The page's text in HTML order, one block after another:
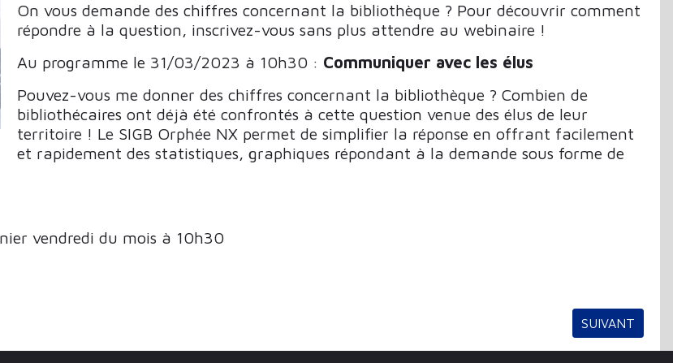
On vous demande des chiffres concernant la bibliothèque ? Pour découvrir comment
répondre à la question, inscrivez-vous sans plus attendre au webinaire !
Au programme le 31/03/2023 à 10h30 : Communiquer avec les élus
Pouvez-vous me donner des chiffres concernant la bibliothèque ? Combien de
bibliothécaires ont déjà été confrontés à cette question venue des élus de leur
territoire ! Le SIGB Orphée NX permet de simplifier la réponse en offrant facilement
et rapidement des statistiques, graphiques répondant à la demande sous forme de
vendredi du mois à 10h30
LÀ ! ARTICLE
SUIVANT